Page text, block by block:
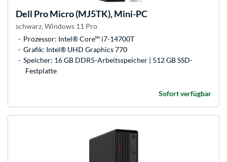
Dell Pro Micro (MJ5TK), Mini-PC
schwarz, Windows 11 Pro
Prozessor: Intel® Core™ i7-14700T
Grafik: Intel® UHD Graphics 770
Speicher: 16 GB DDR5-Arbeitsspeicher | 512 GB SSD-
Festplatte
Sofort verfügbar